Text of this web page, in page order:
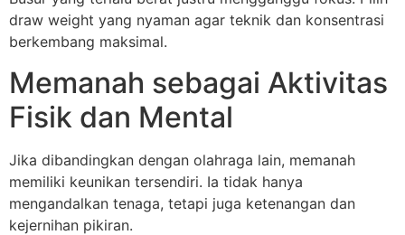
draw weight yang nyaman agar teknik dan konsentrasi
berkembang maksimal.
Memanah sebagai Aktivitas
Fisik dan Mental
Jika dibandingkan dengan olahraga lain, memanah
memiliki keunikan tersendiri. Ia tidak hanya
mengandalkan tenaga, tetapi juga ketenangan dan
kejernihan pikiran.